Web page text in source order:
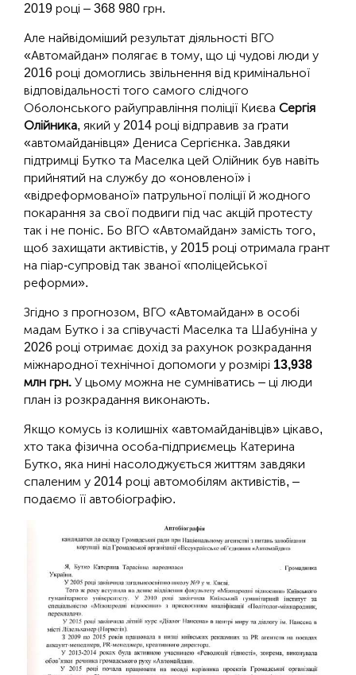
2019 році – 368 980 грн.
Але найвідоміший результат діяльності ВГО
«Автомайдан» полягає в тому, що ці чудові люди у
2016 році домоглись звільнення від кримінальної
відповідальності того самого слідчого
Оболонського райуправління поліції Києва Сергія
Олійника, який у 2014 році відправив за ґрати
«автомайданівця» Дениса Сергієнка. Завдяки
підтримці Бутко та Маселка цей Олійник був навіть
прийнятий на службу до «оновленої» і
«відреформованої» патрульної поліції й жодного
покарання за свої подвиги під час акцій протесту
так і не поніс. Бо ВГО «Автомайдан» замість того,
щоб захищати активістів, у 2015 році отримала грант
на піар-супровід так званої «поліцейської
реформи».
Згідно з прогнозом, ВГО «Автомайдан» в особі
мадам Бутко і за співучасті Маселка та Шабуніна у
2026 році отримає дохід за рахунок розкрадання
міжнародної технічної допомоги у розмірі 13,938
млн грн. У цьому можна не сумніватись – ці люди
план із розкрадання виконають.
Якщо комусь із колишніх «автомайданівців» цікаво,
хто така фізична особа-підприємець Катерина
Бутко, яка нині насолоджується життям завдяки
спаленим у 2014 році автомобілям активістів, –
подаємо її автобіографію.